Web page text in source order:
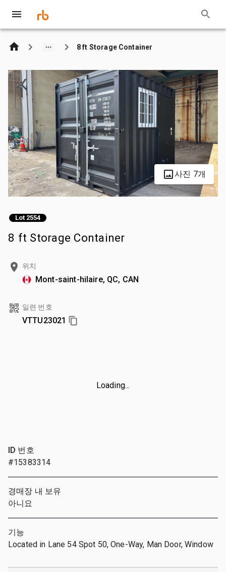
8 ft Storage Container
사진 7개
Lot 2554
8 ft Storage Container
위치
Mont-saint-hilaire, QC, CAN
일련 번호
VTTU23021
Loading...
ID 번호
#15383314
경매장 내 보유
아니요
기능
Located in Lane 54 Spot 50, One-Way, Man Door, Window